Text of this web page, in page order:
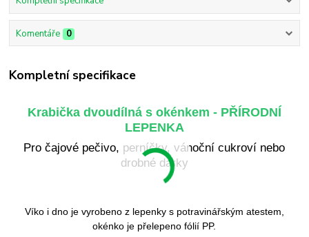
Komentáře 0
Kompletní specifikace
Krabička dvoudílná s okénkem - PŘÍRODNÍ
LEPENKA
Pro čajové pečivo, perníčky, vánoční cukroví nebo
drobné dárky
Víko i dno je vyrobeno z lepenky s potravinářským atestem,
okénko je přelepeno fólií PP.